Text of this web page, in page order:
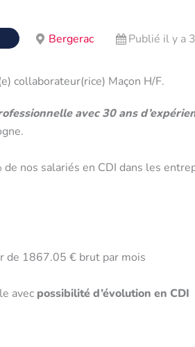
Bergerac Publié il y a
collaborateur(rice) Maçon H/F.
avec 30 ans
nos salariés en CDI dans les
de 1867.05 € brut par mois
avec possibilité d’évolution en CDI